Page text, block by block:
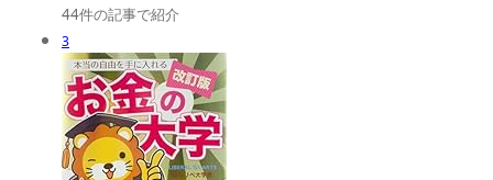
44件の記事で紹介
3